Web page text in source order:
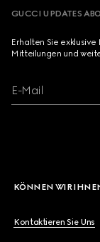
GUCCI UPDATES
Erhalten Sie
Mitteilungen und
E-Mail
KÖNNEN WIR
Kontaktieren Sie Uns